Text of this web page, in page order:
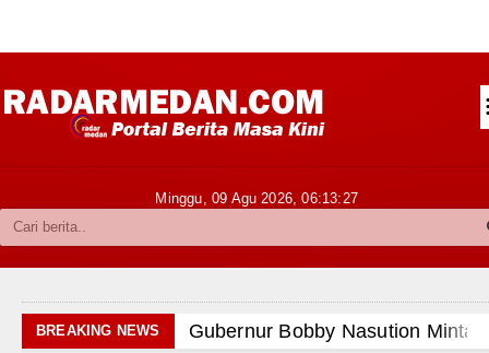
Kabupaten Karo
Minggu, 09 Agu 2026,06:13:28
BREAKING NEWS Gubernur Bobby Nasution Minta